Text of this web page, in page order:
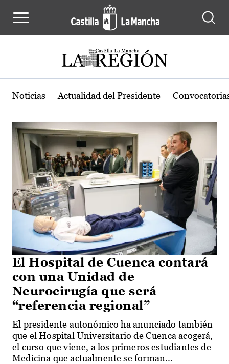
Actualidad de la región de Castilla-
Noticias Actualidad del Presidente
El Hospital de Cuenca contará
con una Unidad de
Neurocirugía que será
“referencia regional”
El presidente autonómico ha anunciado también
que el Hospital Universitario de Cuenca acogerá,
el curso que viene, a los primeros estudiantes de
Medicina que actualmente se forman...